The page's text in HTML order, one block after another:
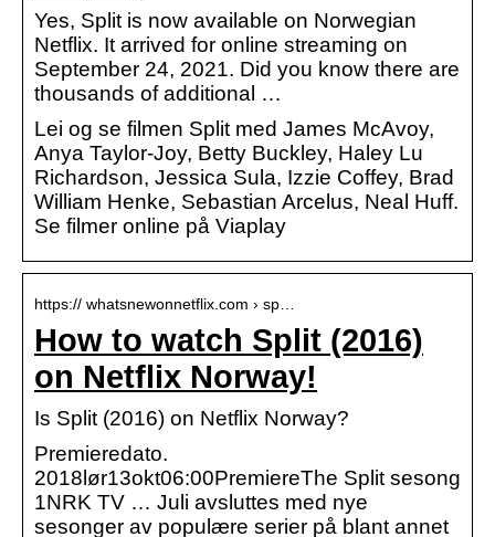
Yes, Split is now available on Norwegian
Netflix. It arrived for online streaming on
September 24, 2021. Did you know there are
thousands of additional …
Lei og se filmen Split med James McAvoy,
Anya Taylor-Joy, Betty Buckley, Haley Lu
Richardson, Jessica Sula, Izzie Coffey, Brad
William Henke, Sebastian Arcelus, Neal Huff.
Se filmer online på Viaplay
https:// whatsnewonnetflix.com › sp…
How to watch Split (2016)
on Netflix Norway!
Is Split (2016) on Netflix Norway?
Premieredato.
2018lør13okt06:00PremiereThe Split sesong
1NRK TV … Juli avsluttes med nye
sesonger av populære serier på blant annet